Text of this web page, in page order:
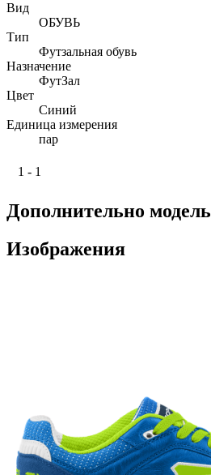
Вид
ОБУВЬ
Тип
Футзальная обувь
Назначение
ФутЗал
Цвет
Синий
Единица измерения
пар
1 - 1
Дополнительно модель
Изображения